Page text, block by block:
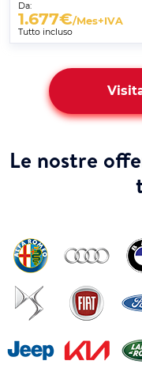
Da:
1.677€/Mes+IVA
Tutto incluso
Le nostre